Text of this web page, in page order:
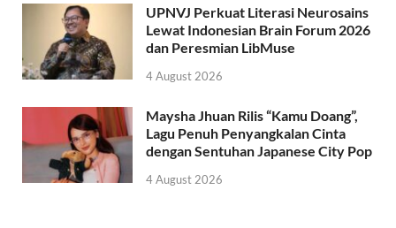
UPNVJ Perkuat Literasi Neurosains
Lewat Indonesian Brain Forum 2026
dan Peresmian LibMuse
4 August 2026
Maysha Jhuan Rilis “Kamu Doang”,
Lagu Penuh Penyangkalan Cinta
dengan Sentuhan Japanese City Pop
4 August 2026